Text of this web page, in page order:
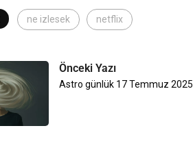
ne izlesek netflix
Önceki Yazı
Astro günlük 17 Temmuz 2025